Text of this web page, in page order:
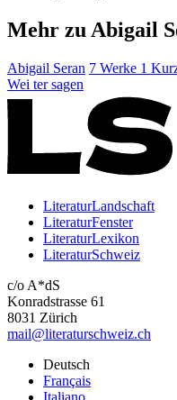
Mehr zu Abigail
Abigail Seran 7 Werke 1
Wei ter sagen
LiteraturLandschaft
LiteraturFenster
LiteraturLexikon
LiteraturSchweiz
c/o A*dS
Konradstrasse 61
8031 Zürich
mail@literaturschweiz.ch
Deutsch
Français
Italiano